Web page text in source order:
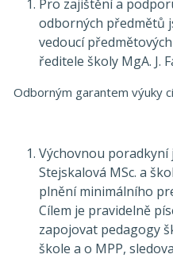
Pro zajištění a
odborných předmětů
vedoucí
ředitele školy MgA. J.
Odborným garantem výuky
Výchovnou poradkyní
Stejskalová MSc. a
plnění minimálního
Cílem je pravidelně
zapojovat pedagogy
škole a o MPP,